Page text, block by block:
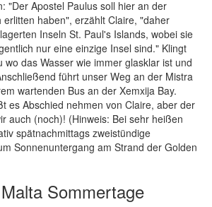
"Der Apostel Paulus soll hier an der
erlitten haben", erzählt Claire, "daher
Inseln St. Paul's Islands, wobei sie
nur eine einzige Insel sind." Klingt
wo das Wasser wie immer glasklar ist und
führt unser Weg an der Mistra
wartenden Bus an der Xemxija Bay.
es Abschied nehmen von Claire, aber der
auch (noch)! (Hinweis: Bei sehr heißen
spätnachmittags zweistündige
Sonnenuntergang am Strand der Golden
Sommertage